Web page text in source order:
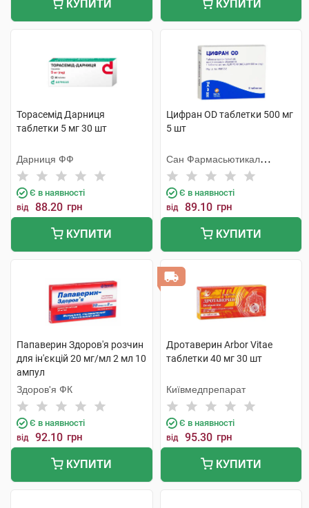
КУПИТИ КУПИТИ
Торасемід Дарниця
таблетки 5 мг 30 шт
Дарниця ФФ
Є в наявності
від 88.20 грн
КУПИТИ
Цифран OD таблетки 500 мг
5 шт
Сан Фармасьютикал
Індастріз
Є в наявності
від 89.10 грн
КУПИТИ
Папаверин Здоров'я розчин
для ін'єкцій 20 мг/мл 2 мл 10
ампул
Здоров'я ФК
Є в наявності
від 92.10 грн
КУПИТИ
Дротаверин Arbor Vitae
таблетки 40 мг 30 шт
Київмедпрепарат
Є в наявності
від 95.30 грн
КУПИТИ